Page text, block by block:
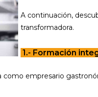
A continuación,
transformadora.
1.- Formación
empresario